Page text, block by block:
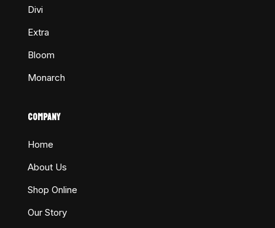
Divi
Extra
Bloom
Monarch
COMPANY
Home
About Us
Shop Online
Our Story